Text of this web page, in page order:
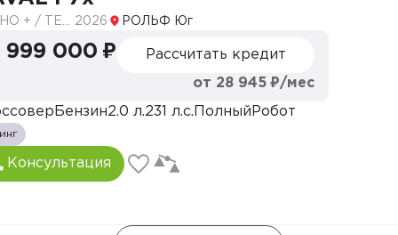
2026 РОЛЬФ Юг
999 000 ₽ Рассчитать кредит
от 28 945 ₽/мес
Бензин2.0 л.231 л.с. Полный Робот
Консультация